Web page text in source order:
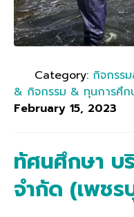
Category: กิจกรร
& กิจกรรม & ทุนการศึก
February 15, 2023
ทัศนศึกษา บ
จำกัด (เพชร